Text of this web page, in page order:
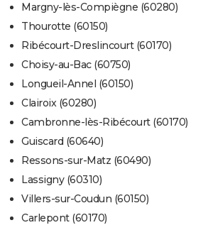
Margny-lès-Compiègne (60280)
Thourotte (60150)
Ribécourt-Dreslincourt (60170)
Choisy-au-Bac (60750)
Longueil-Annel (60150)
Clairoix (60280)
Cambronne-lès-Ribécourt (60170)
Guiscard (60640)
Ressons-sur-Matz (60490)
Lassigny (60310)
Villers-sur-Coudun (60150)
Carlepont (60170)